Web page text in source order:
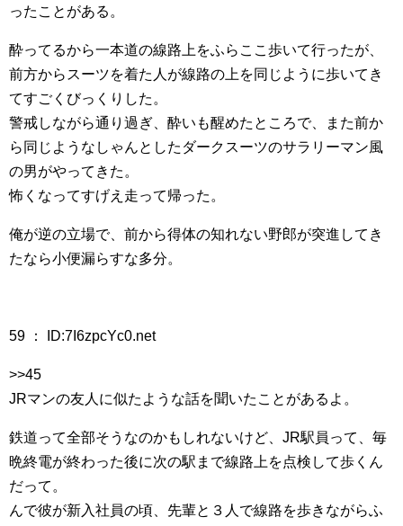
ったことがある。
酔ってるから一本道の線路上をふらここ歩いて行ったが、
前方からスーツを着た人が線路の上を同じように歩いてき
てすごくびっくりした。
警戒しながら通り過ぎ、酔いも醒めたところで、また前か
ら同じようなしゃんとしたダークスーツのサラリーマン風
の男がやってきた。
怖くなってすげえ走って帰った。
俺が逆の立場で、前から得体の知れない野郎が突進してき
たなら小便漏らすな多分。
59 ： ID:7I6zpcYc0.net
>>45
JRマンの友人に似たような話を聞いたことがあるよ。
鉄道って全部そうなのかもしれないけど、JR駅員って、毎
晩終電が終わった後に次の駅まで線路上を点検して歩くん
だって。
んで彼が新入社員の頃、先輩と３人で線路を歩きながらふ